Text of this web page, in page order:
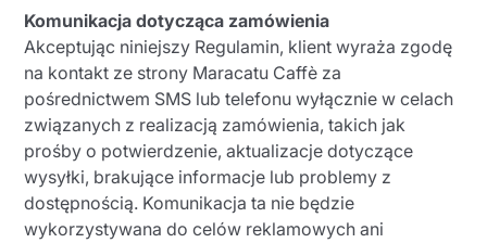
Komunikacja dotycząca zamówienia
Akceptując niniejszy Regulamin, klient wyraża zgodę
na kontakt ze strony Maracatu Caffè za
pośrednictwem SMS lub telefonu wyłącznie w celach
związanych z realizacją zamówienia, takich jak
prośby o potwierdzenie, aktualizacje dotyczące
wysyłki, brakujące informacje lub problemy z
dostępnością. Komunikacja ta nie będzie
wykorzystywana do celów reklamowych ani